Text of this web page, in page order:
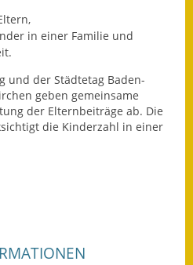
Heiraten in Notzingen
Mitarbeiter
Was erledige ich wo?
in einer Familie und
und der Städtetag Baden-
geben gemeinsame
der Elternbeiträge ab. Die
die Kinderzahl in einer